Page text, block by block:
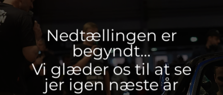
Nedtællingen er
begyndt…
Vi glæder os til at se
jer igen næste år